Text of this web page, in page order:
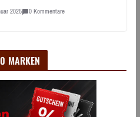
2025 0 Kommentare
MARKEN